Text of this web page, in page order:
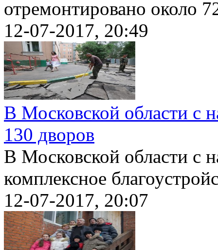
отремонтировано около
12-07-2017, 20:49
В Московской области с
130 дворов
В Московской области с
комплексное
12-07-2017, 20:07